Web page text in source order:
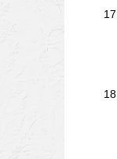
17.
18.